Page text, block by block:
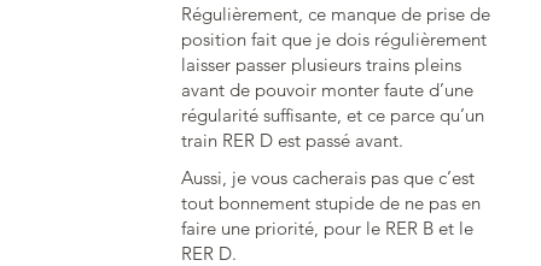
Régulièrement, ce manque de prise de
position fait que je dois régulièrement
laisser passer plusieurs trains pleins
avant de pouvoir monter faute d’une
régularité suffisante, et ce parce qu’un
train RER D est passé avant.
Aussi, je vous cacherais pas que c’est
tout bonnement stupide de ne pas en
faire une priorité, pour le RER B et le
RER D.